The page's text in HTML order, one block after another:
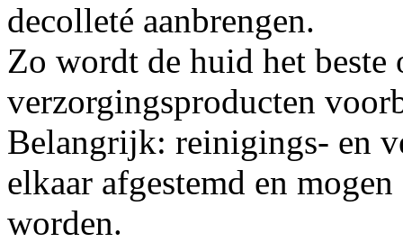
decolleté aanbrengen.
Zo wordt de huid het beste
verzorgingsproducten
Belangrijk: reinigings- en
elkaar afgestemd en
worden.